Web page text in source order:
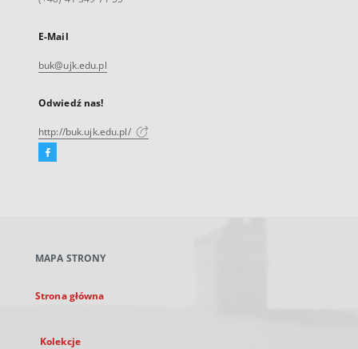
E-Mail
buk@ujk.edu.pl
Odwiedź nas!
http://buk.ujk.edu.pl/
Facebook
karcie
MAPA STRONY
Strona główna
Kolekcje